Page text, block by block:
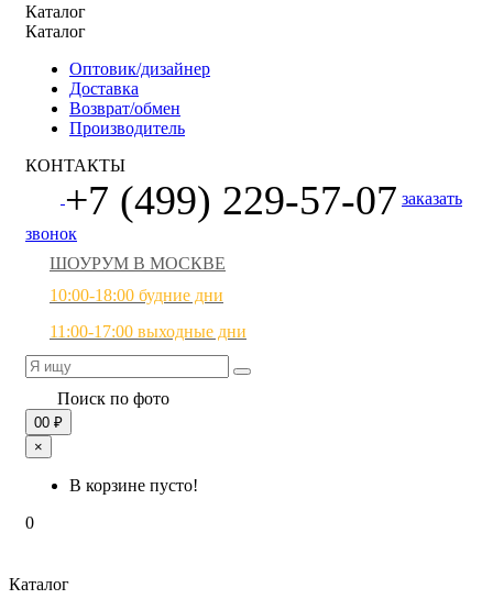
Каталог
Каталог
Оптовик/дизайнер
Доставка
Возврат/обмен
Производитель
КОНТАКТЫ
+7 (499) 229-57-07 заказать
звонок
ШОУРУМ В МОСКВЕ
10:00-18:00 будние дни
11:00-17:00 выходные дни
Поиск по фото
00 ₽
×
В корзине пусто!
0
Каталог